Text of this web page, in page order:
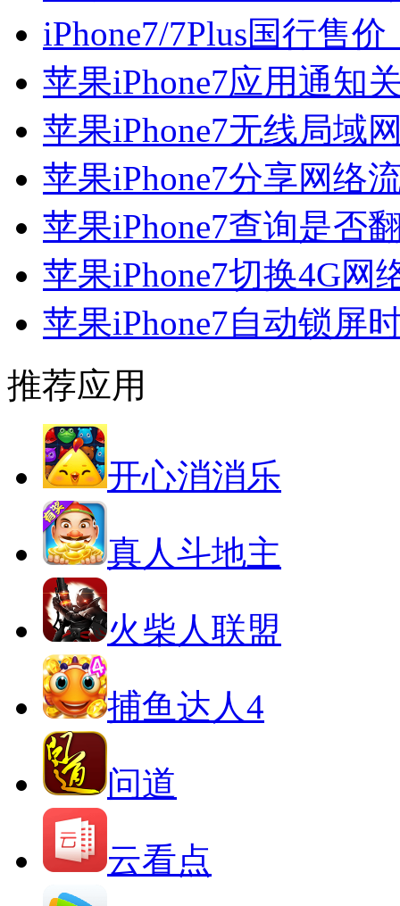
iPhone7/7Plus国行售
苹果iPhone7应用通知
苹果iPhone7无线局域
苹果iPhone7分享网络
苹果iPhone7查询是否
苹果iPhone7切换4G网
苹果iPhone7自动锁屏
推荐应用
开心消消乐
真人斗地主
火柴人联盟
捕鱼达人4
问道
云看点